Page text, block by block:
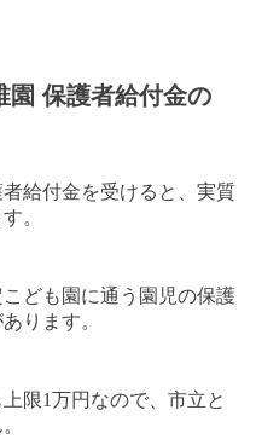
園 保護者給付金の
給付金を受けると、実質
。
ども園に通う園児の保護
ります。
限1万円なので、市立と